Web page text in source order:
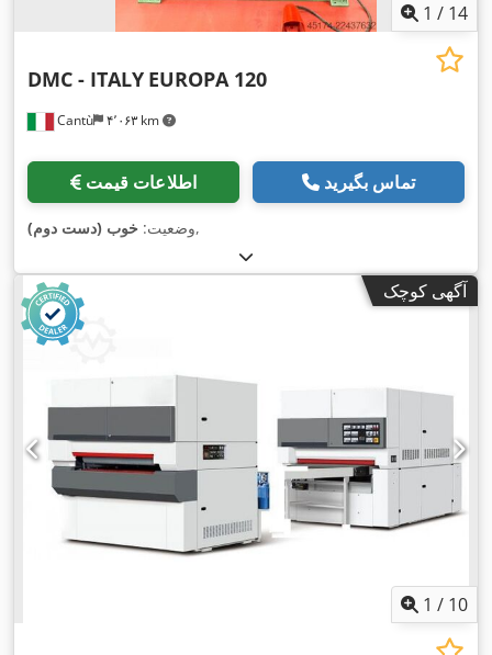
1 / 14
Cantù ۴٬۰۶۳ km
DMC - ITALY EUROPA 120
اطلاعات قیمت تماس بگیرید
وضعیت: خوب (دست دوم) ,
آگهی کوچک
1 / 10